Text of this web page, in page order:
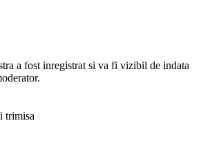
a fost inregistrat si va fi vizibil de indata
trimisa